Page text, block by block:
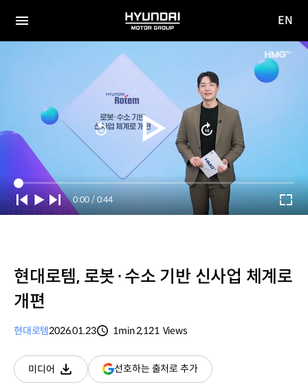
전체
HYUNDAI
MOTOR
GROUP
사이
이동
EN
Current
Time
0:00 / Duration
0:44
현대로템, 로봇·수소 기반 신사업 체계로
개편
현대로템2026.01.23
1min2,121 Views
미디어
다운로드
선호하는 출처로 추가(새